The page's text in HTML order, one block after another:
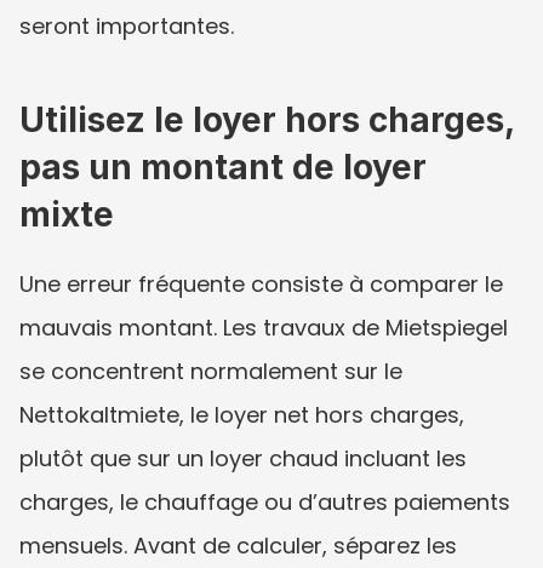
seront importantes.
Utilisez le loyer hors charges,
pas un montant de loyer
mixte
Une erreur fréquente consiste à comparer le
mauvais montant. Les travaux de Mietspiegel
se concentrent normalement sur le
Nettokaltmiete, le loyer net hors charges,
plutôt que sur un loyer chaud incluant les
charges, le chauffage ou d’autres paiements
mensuels. Avant de calculer, séparez les